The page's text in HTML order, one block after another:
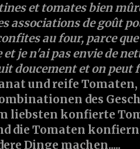
et tomates bien
associations de goût
au four, parce
je n'ai pas envie de
doucement et on peut
und reife
des
liebsten konfierte
die Tomaten
Dinge machen.....